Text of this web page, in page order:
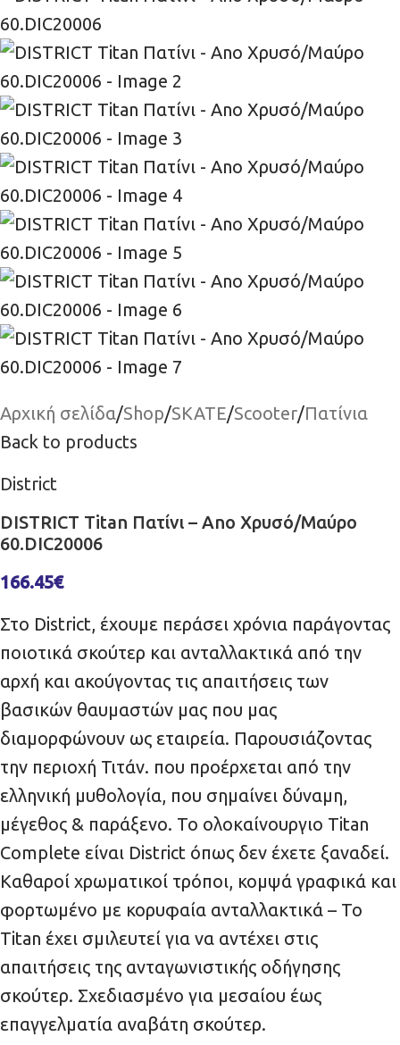
Αρχική σελίδα/Shop/SKATE/Scooter/Πατίνια
Back to products
District
DISTRICT Titan Πατίνι – Ano Χρυσό/Μαύρο
60.DIC20006
166.45€
Στο District, έχουμε περάσει χρόνια παράγοντας
ποιοτικά σκούτερ και ανταλλακτικά από την
αρχή και ακούγοντας τις απαιτήσεις των
βασικών θαυμαστών μας που μας
διαμορφώνουν ως εταιρεία. Παρουσιάζοντας
την περιοχή Τιτάν. που προέρχεται από την
ελληνική μυθολογία, που σημαίνει δύναμη,
μέγεθος & παράξενο. Το ολοκαίνουργιο Titan
Complete είναι District όπως δεν έχετε ξαναδεί.
Καθαροί χρωματικοί τρόποι, κομψά γραφικά και
φορτωμένο με κορυφαία ανταλλακτικά – Το
Titan έχει σμιλευτεί για να αντέχει στις
απαιτήσεις της ανταγωνιστικής οδήγησης
σκούτερ. Σχεδιασμένο για μεσαίου έως
επαγγελματία αναβάτη σκούτερ.